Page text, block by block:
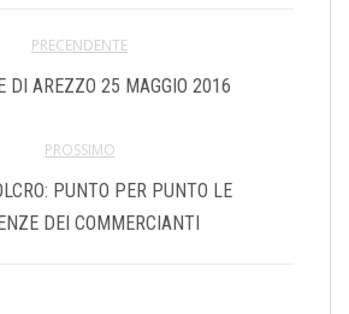
PRECENDENTE
DI AREZZO 25 MAGGIO 2016
PROSSIMO
PUNTO PER PUNTO LE
DEI COMMERCIANTI